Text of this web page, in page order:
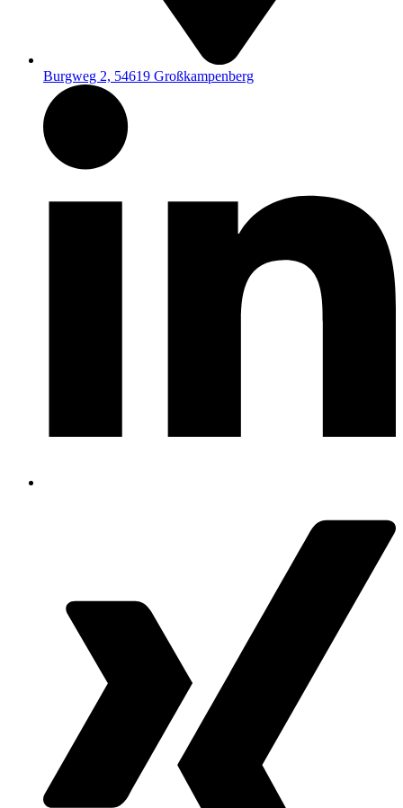
Burgweg 2, 54619 Großkampenberg